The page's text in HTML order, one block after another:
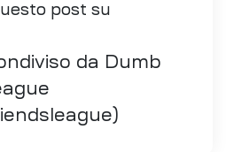
post su
da Dumb